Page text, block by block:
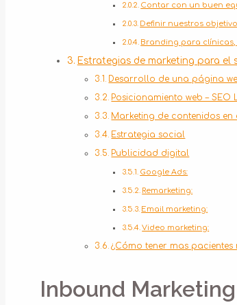
Contar con un buen
Definir nuestros
Branding para
Estrategias de marketing para el
Desarrollo de una página
Posicionamiento web –
Marketing de contenidos
Estrategia social
Publicidad digital
Google Ads:
Remarketing:
Email marketing:
Video marketing:
¿Cómo tener mas
Inbound